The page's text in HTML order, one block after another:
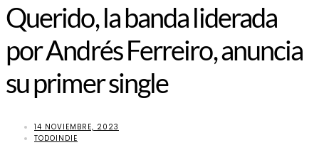
Querido, la banda liderada
por Andrés Ferreiro, anuncia
su primer single
14 NOVIEMBRE, 2023
TODOINDIE